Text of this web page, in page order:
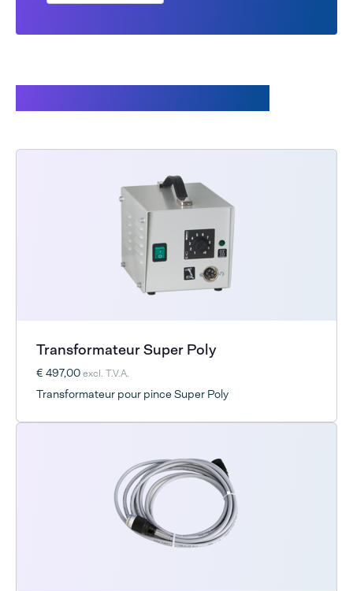
Transformateur Super Poly
€ 497,00excl. T.V.A.
Transformateur pour pince Super Poly